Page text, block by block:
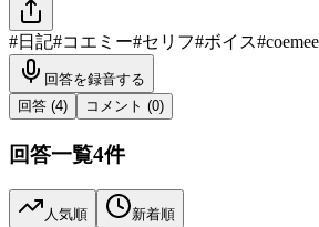
#日記#コエミー#セリフ#ボイス#coemee
回答を録音する
回答 (4) コメント (0)
回答一覧4件
人気順 新着順